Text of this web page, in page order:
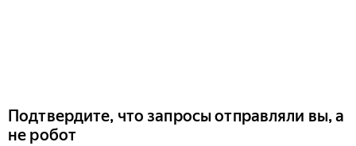
Подтвердите, что запросы отправляли вы, а
не робот